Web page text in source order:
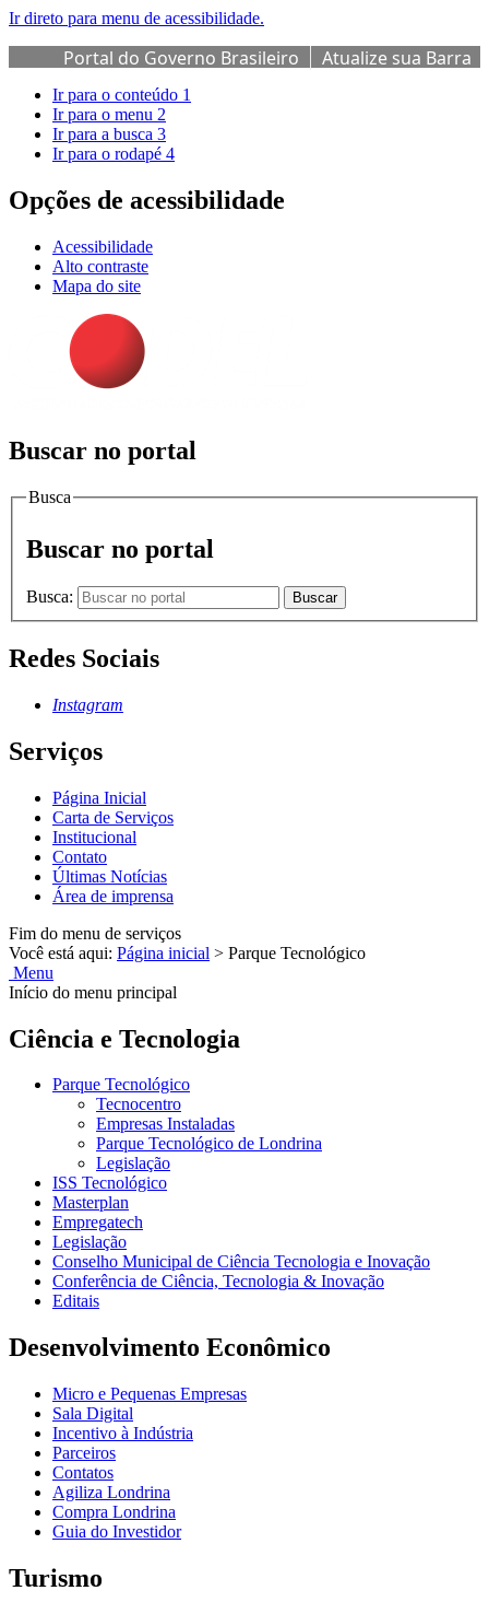
Ir direto para menu de acessibilidade.
Portal do Governo Brasileiro
Atualize sua Barra
de Governo
Ir para o conteúdo 1
Ir para o menu 2
Ir para a busca 3
Ir para o rodapé 4
Opções de acessibilidade
Acessibilidade
Alto contraste
Mapa do site
Buscar no portal
Busca
Buscar no portal
Busca: Buscar
Redes Sociais
Instagram
Serviços
Página Inicial
Carta de Serviços
Institucional
Contato
Últimas Notícias
Área de imprensa
Fim do menu de serviços
Você está aqui: Página inicial > Parque Tecnológico
Menu
Início do menu principal
Ciência e Tecnologia
Parque Tecnológico
Tecnocentro
Empresas Instaladas
Parque Tecnológico de Londrina
Legislação
ISS Tecnológico
Masterplan
Empregatech
Legislação
Conselho Municipal de Ciência Tecnologia e Inovação
Conferência de Ciência, Tecnologia & Inovação
Editais
Desenvolvimento Econômico
Micro e Pequenas Empresas
Sala Digital
Incentivo à Indústria
Parceiros
Contatos
Agiliza Londrina
Compra Londrina
Guia do Investidor
Turismo